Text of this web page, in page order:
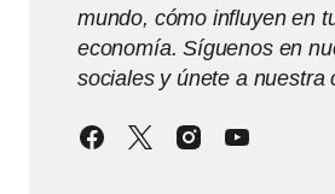
mundo, cómo influyen en
economía. Síguenos en
sociales y únete a nuestra